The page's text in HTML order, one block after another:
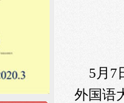
5月7
外国语